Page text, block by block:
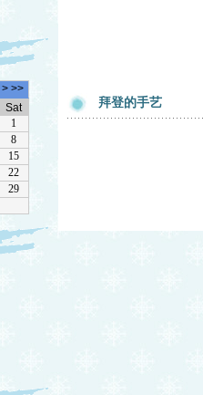
拜登的手艺